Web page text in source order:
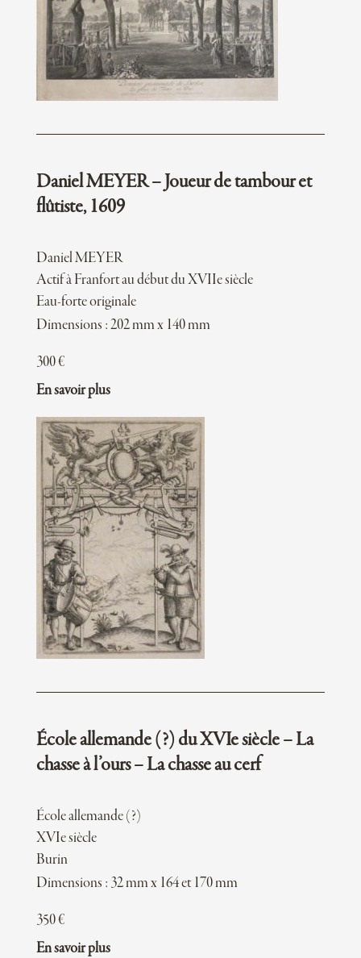
Daniel MEYER – Joueur de tambour et
flûtiste, 1609
Daniel MEYER
Actif à Franfort au début du XVIIe siècle
Eau-forte originale
Dimensions : 202 mm x 140 mm
300€
En savoir plus
École allemande (?) du XVIe siècle – La
chasse à l’ours – La chasse au cerf
École allemande (?)
XVIe siècle
Burin
Dimensions : 32 mm x 164 et 170 mm
350€
En savoir plus